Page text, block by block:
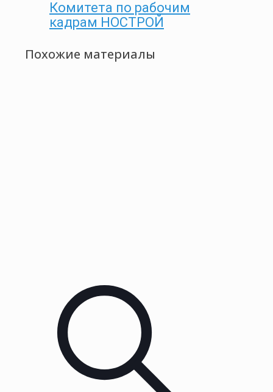
Комитета по рабочим
кадрам НОСТРОЙ
Похожие материалы